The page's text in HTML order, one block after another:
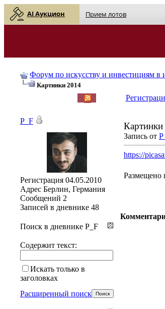
AI Аукцион Прием лотов
Форум по искусству и инвестициям в
Картинки 2014
Запись от
https://
Размещено
P_F
Регистрация 04.05.2010
Адрес Берлин, Германия
Сообщений 2
Записей в дневнике 48
Поиск в дневнике P_F
Содержит текст:
Искать только в
заголовках
Расширенный поиск